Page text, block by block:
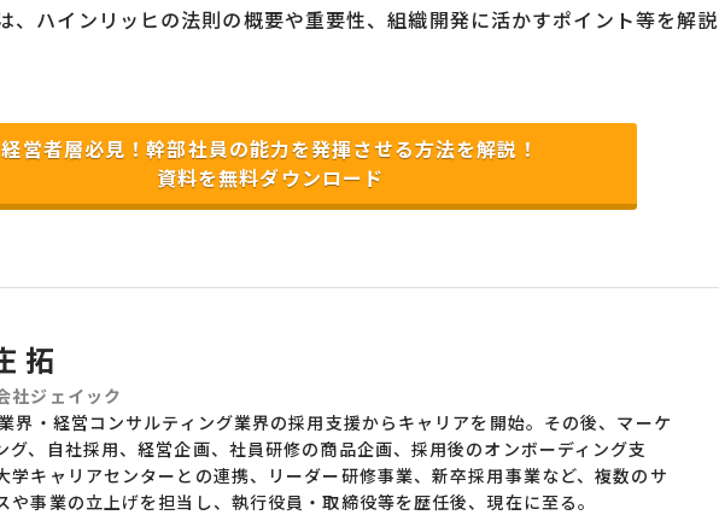
、ハインリッヒの法則の概要や重要性、組織開発に活かすポイント等を解説
経営者層必見！幹部社員の能力を発揮させる方法を解説！
資料を無料ダウンロード
拓
社ジェイック
界・経営コンサルティング業界の採用支援からキャリアを開始。その後、マーケ
グ、自社採用、経営企画、社員研修の商品企画、採用後のオンボーディング支
学キャリアセンターとの連携、リーダー研修事業、新卒採用事業など、複数のサ
や事業の立上げを担当し、執行役員・取締役等を歴任後、現在に至る。